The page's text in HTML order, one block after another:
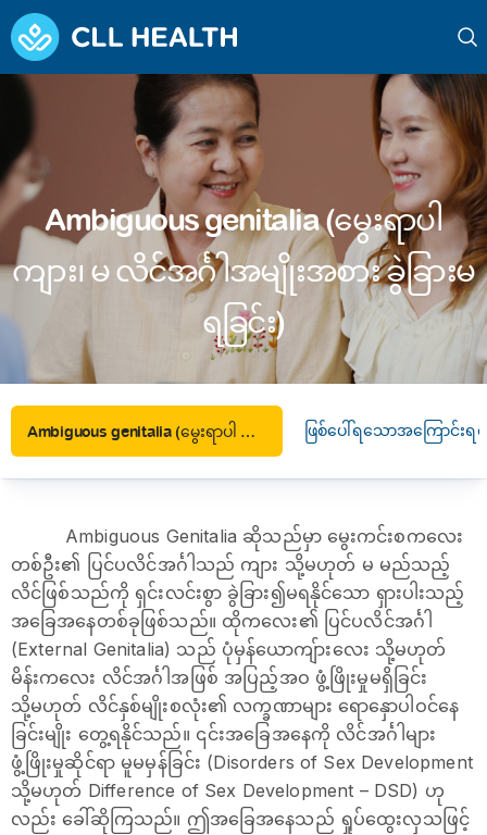
Ambiguous genitalia (မွေးရာပါ
ကျား၊ မ လိင်အင်္ဂါအမျိုးအစား ခွဲခြားမ
ရခြင်း)
Ambiguous genitalia (မွေးရာပါ ကျား၊ မ လိင်အင်္ဂါအမျိုးအစား ခွဲခြားမရခြင်း) ဖြစ်ပေါ်ရသောအကြောင်းရင်း
Ambiguous Genitalia ဆိုသည်မှာ မွေးကင်းစကလေး
တစ်ဦး၏ ပြင်ပလိင်အင်္ဂါသည် ကျား သို့မဟုတ် မ မည်သည့်
လိင်ဖြစ်သည်ကို ရှင်းလင်းစွာ ခွဲခြား၍မရနိုင်သော ရှားပါးသည့်
အခြေအနေတစ်ခုဖြစ်သည်။ ထိုကလေး၏ ပြင်ပလိင်အင်္ဂါ
(External Genitalia) သည် ပုံမှန်ယောကျ်ားလေး သို့မဟုတ်
မိန်းကလေး လိင်အင်္ဂါအဖြစ် အပြည့်အဝ ဖွံ့ဖြိုးမှုမရှိခြင်း
သို့မဟုတ် လိင်နှစ်မျိုးစလုံး၏ လက္ခဏာများ ရောနှောပါဝင်နေ
ခြင်းမျိုး တွေ့ရနိုင်သည်။ ၎င်းအခြေအနေကို လိင်အင်္ဂါများ
ဖွံ့ဖြိုးမှုဆိုင်ရာ မူမမှန်ခြင်း (Disorders of Sex Development
သို့မဟုတ် Difference of Sex Development – DSD) ဟု
လည်း ခေါ်ဆိုကြသည်။ ဤအခြေအနေသည် ရှုပ်ထွေးလှသဖြင့်